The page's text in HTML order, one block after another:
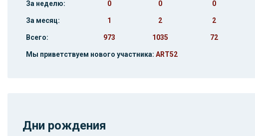
За неделю: 0 0 0
За месяц: 1 2 2
Всего: 973 1035 72
Мы приветствуем нового участника: ART52
Дни рождения